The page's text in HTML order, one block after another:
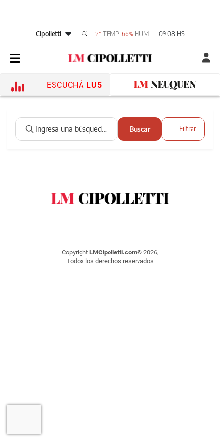
Cipolletti 2° TEMP 66% HUM 09:08 HS
ESCUCHÁ LU5
Buscar Filtrar
Copyright LMCipolletti.com© 2026,
Todos los derechos reservados